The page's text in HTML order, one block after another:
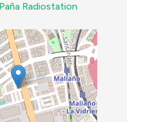
Paña Radiostation